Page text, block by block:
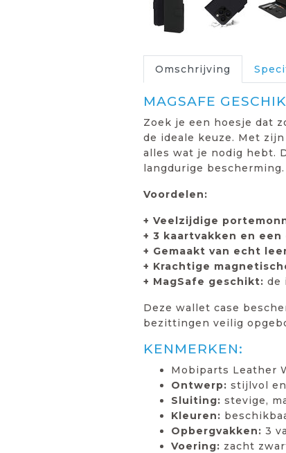
Omschrijving
MAGSAFE
Zoek je een hoesje dat
de ideale keuze. Met
alles wat je nodig hebt.
langdurige bescherming.
Voordelen:
+ Veelzijdige
+ 3 kaartvakken en
+ Gemaakt van echt
+ Krachtige
+ MagSafe geschikt: de
Deze wallet case
bezittingen veilig
KENMERKEN:
Mobiparts Leather
Ontwerp: stijlvol
Sluiting: stevige,
Kleuren:
Opbergvakken: 3
Voering: zacht